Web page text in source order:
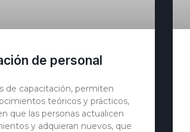
de personal
de capacitación, permiten
teóricos y prácticos,
que las personas actualicen
y adquieran nuevos, que